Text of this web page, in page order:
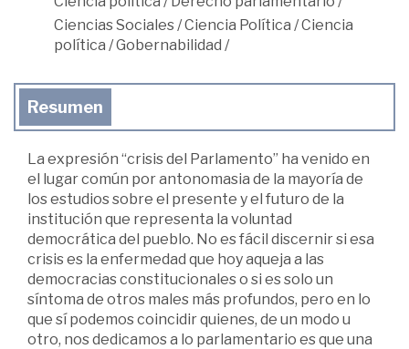
Ciencias Sociales/Ciencia Política /Ciencia
política /Gobernabilidad /
Resumen
La expresión “crisis del Parlamento” ha venido en
el lugar común por antonomasia de la mayoría de
los estudios sobre el presente y el futuro de la
institución que representa la voluntad
democrática del pueblo. No es fácil discernir si esa
crisis es la enfermedad que hoy aqueja a las
democracias constitucionales o si es solo un
síntoma de otros males más profundos, pero en lo
que sí podemos coincidir quienes, de un modo u
otro, nos dedicamos a lo parlamentario es que una